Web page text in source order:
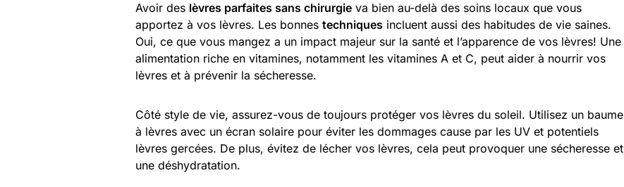
Avoir des lèvres parfaites sans chirurgie va bien au-delà des soins locaux que vous
apportez à vos lèvres. Les bonnes techniques incluent aussi des habitudes de vie saines.
Oui, ce que vous mangez a un impact majeur sur la santé et l’apparence de vos lèvres! Une
alimentation riche en vitamines, notamment les vitamines A et C, peut aider à nourrir vos
lèvres et à prévenir la sécheresse.
Côté style de vie, assurez-vous de toujours protéger vos lèvres du soleil. Utilisez un baume
à lèvres avec un écran solaire pour éviter les dommages cause par les UV et potentiels
lèvres gercées. De plus, évitez de lécher vos lèvres, cela peut provoquer une sécheresse et
une déshydratation.